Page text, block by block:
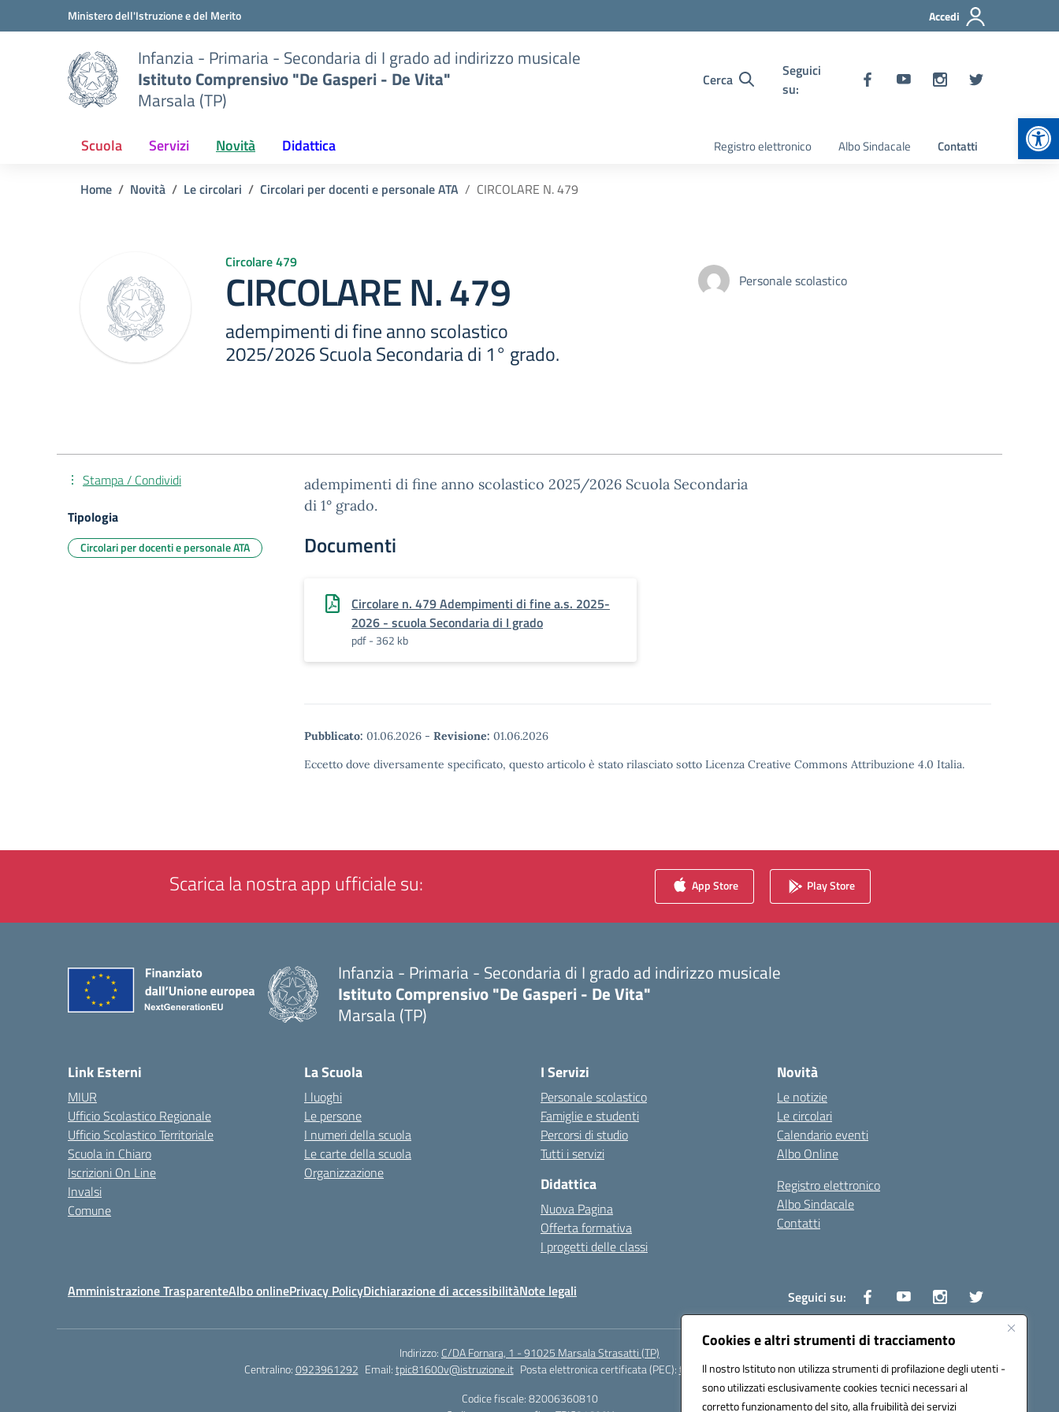
Cookies e altri strumenti di tracciamento
Il nostro Istituto non utilizza strumenti di profilazione degli utenti -
sono utilizzati esclusivamente cookies tecnici necessari al
corretto funzionamento del sito, alla fruibilità dei servizi
Vai ai contenuti
Vai al menu di navigazioneMinistero dell'Istruzione e del Merito Accedi
Infanzia - Primaria - Secondaria di I grado ad indirizzo musicale
Istituto Comprensivo "De Gasperi - De Vita"
Marsala (TP)
Cerca
Seguici
su:
Scuola Servizi Novità Didattica Registro elettronico Albo Sindacale Contatti
Home Novità Le circolari Circolari per docenti e personale ATA CIRCOLARE N. 479
Circolare 479
CIRCOLARE N. 479
adempimenti di fine anno scolastico
2025/2026 Scuola Secondaria di 1° grado.
Personale scolastico
adempimenti di fine anno scolastico 2025/2026 Scuola Secondaria
di 1° grado.
Documenti
Circolare n. 479 Adempimenti di fine a.s. 2025-
2026 - scuola Secondaria di I grado
pdf - 362 kb
Pubblicato: 01.06.2026 - Revisione: 01.06.2026
Eccetto dove diversamente specificato, questo articolo è stato rilasciato sotto Licenza Creative Commons Attribuzione 4.0 Italia.
Stampa / Condividi
Tipologia
Circolari per docenti e personale ATA
Scarica la nostra app ufficiale su: App Store Play Store
Infanzia - Primaria - Secondaria di I grado ad indirizzo musicale
Istituto Comprensivo "De Gasperi - De Vita"
Marsala (TP)
Link Esterni
MIUR
Ufficio Scolastico Regionale
Ufficio Scolastico Territoriale
Scuola in Chiaro
Iscrizioni On Line
Invalsi
Comune
La Scuola
I luoghi
Le persone
I numeri della scuola
Le carte della scuola
Organizzazione
I Servizi
Personale scolastico
Famiglie e studenti
Percorsi di studio
Tutti i servizi
Didattica
Nuova Pagina
Offerta formativa
I progetti delle classi
Novità
Le notizie
Le circolari
Calendario eventi
Albo Online
Registro elettronico
Albo Sindacale
Contatti
Amministrazione TrasparenteAlbo onlinePrivacy PolicyDichiarazione di accessibilitàNote legali Seguici su:
Indirizzo: C/DA Fornara, 1 - 91025 Marsala Strasatti (TP)
Centralino:0923961292 Email:tpic81600v@istruzione.it Posta elettronica certificata (PEC):tpic81600v@pec.istruzione.it
Codice fiscale: 82006360810